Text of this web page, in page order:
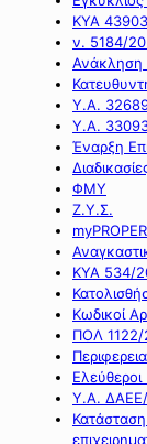
ΚΥΑ
ν. 5184/
Ανάκληση
Υ.Α.
Υ.Α.
Έναρξη
ΦΜΥ
Ζ.Υ.Σ.
ΚΥΑ 534/
Κωδικοί
ΠΟΛ 1122/
Ελεύθεροι
Υ.Α. ΔΑΕΕ/